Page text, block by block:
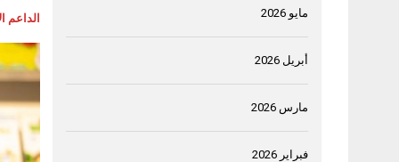
الداعم مايو 2026
أبريل 2026
مارس 2026
فبراير 2026